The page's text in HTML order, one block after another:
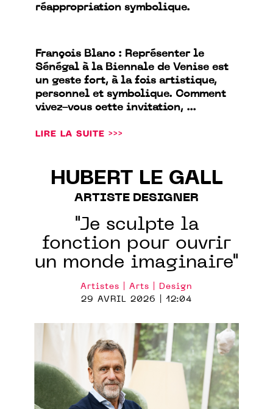
réappropriation symbolique.
François Blanc : Représenter le
Sénégal à la Biennale de Venise est
un geste fort, à la fois artistique,
personnel et symbolique. Comment
vivez-vous cette invitation, ...
LIRE LA SUITE >>>
HUBERT LE GALL
ARTISTE DESIGNER
"Je sculpte la
fonction pour ouvrir
un monde imaginaire"
Artistes | Arts | Design
29 AVRIL 2026 | 12:04